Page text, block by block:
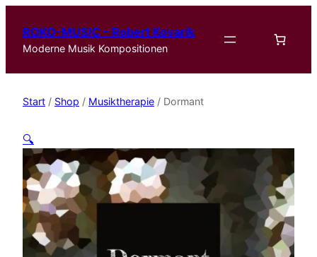
ROKO-MUSIC – Robert Kovarik
Moderne Musik Kompositionen
Start / Shop / Musiktherapie / Dormant
🔍